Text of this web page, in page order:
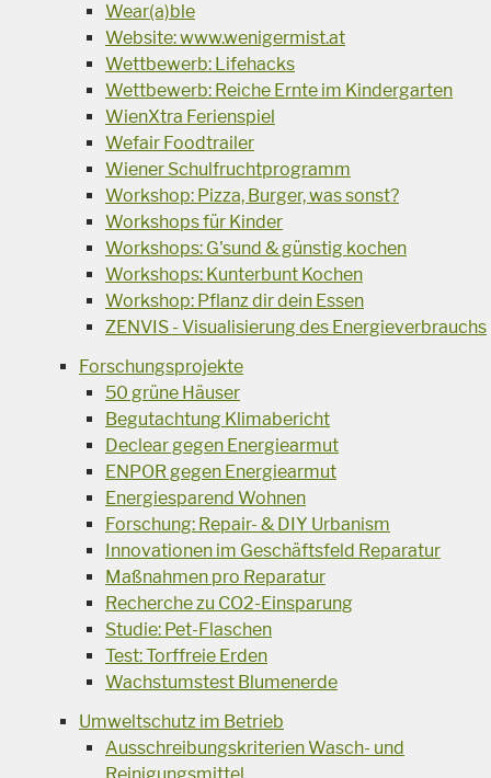
Wear(a)ble
Website: www.wenigermist.at
Wettbewerb: Lifehacks
Wettbewerb: Reiche Ernte im Kindergarten
WienXtra Ferienspiel
Wefair Foodtrailer
Wiener Schulfruchtprogramm
Workshop: Pizza, Burger, was sonst?
Workshops für Kinder
Workshops: G'sund & günstig kochen
Workshops: Kunterbunt Kochen
Workshop: Pflanz dir dein Essen
ZENVIS - Visualisierung des Energieverbrauchs
Forschungsprojekte
50 grüne Häuser
Begutachtung Klimabericht
Declear gegen Energiearmut
ENPOR gegen Energiearmut
Energiesparend Wohnen
Forschung: Repair- & DIY Urbanism
Innovationen im Geschäftsfeld Reparatur
Maßnahmen pro Reparatur
Recherche zu CO2-Einsparung
Studie: Pet-Flaschen
Test: Torffreie Erden
Wachstumstest Blumenerde
Umweltschutz im Betrieb
Ausschreibungskriterien Wasch- und